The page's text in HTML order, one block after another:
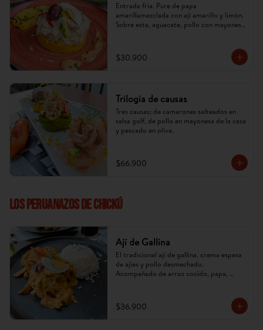
Entrada fría. Pure de papa
amarillamezclada con ají amarillo y limón.
Sobre esta, aguacate, pollo con mayonesa
$30.900
Trilogia de causas
Tres causas; de camarones salteados en
salsa golf, de pollo en mayonesa de la casa
y pescado en oliva.
$66.900
LOS PERUANAZOS DE CHICKÚ
Ají de Gallina
El tradicional ají de gallina, crema espesa
de ajíes y pollo desmechado.
Acompañado de arroz cocido, papa,
$36.900